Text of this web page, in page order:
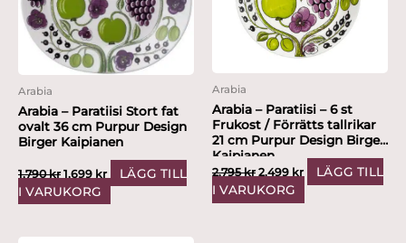
Arabia
Arabia – Paratiisi Stort fat
ovalt 36 cm Purpur Design
Birger Kaipianen
1,790kr 1,699 kr
LÄGG TILL
I VARUKORG
Arabia
Arabia – Paratiisi – 6 st
Frukost / Förrätts tallrikar
21 cm Purpur Design Birger
Kaipianen
2,795kr 2,499 kr
LÄGG TILL
I VARUKORG